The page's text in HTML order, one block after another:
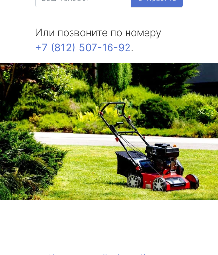
Или позвоните по номеру
+7 (812) 507-16-92.